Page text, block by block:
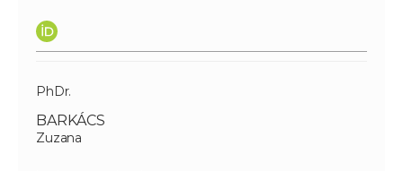
PhDr.
BARKÁCS
Zuzana